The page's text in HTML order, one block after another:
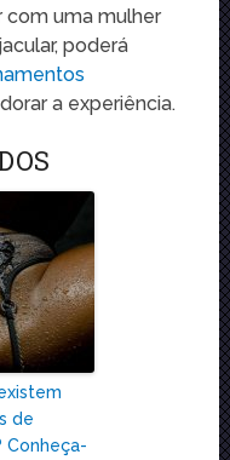
com uma mulher
poderá
a experiência.
de
Conheça-